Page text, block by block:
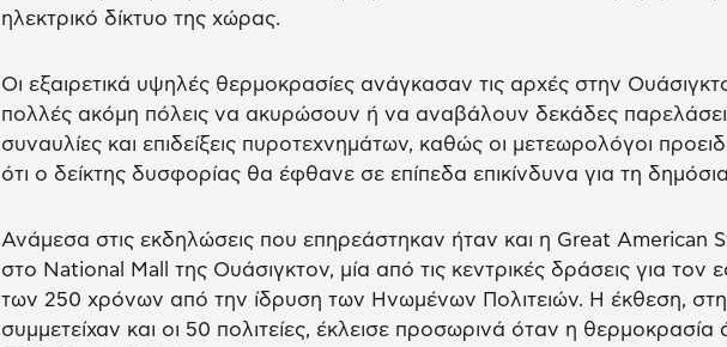
ηλεκτρικό δίκτυο της χώρας.
Οι εξαιρετικά υψηλές θερμοκρασίες ανάγκασαν τις αρχές στην
πολλές ακόμη πόλεις να ακυρώσουν ή να αναβάλουν δεκάδες
συναυλίες και επιδείξεις πυροτεχνημάτων, καθώς οι μετεωρολόγοι
ότι ο δείκτης δυσφορίας θα έφθανε σε επίπεδα επικίνδυνα για τη
Ανάμεσα στις εκδηλώσεις που επηρεάστηκαν ήταν και η Great American
στο National Mall της Ουάσιγκτον, μία από τις κεντρικές δράσεις για τον
των 250 χρόνων από την ίδρυση των Ηνωμένων Πολιτειών. Η έκθεση,
συμμετείχαν και οι 50 πολιτείες, έκλεισε προσωρινά όταν η θερμοκρασία